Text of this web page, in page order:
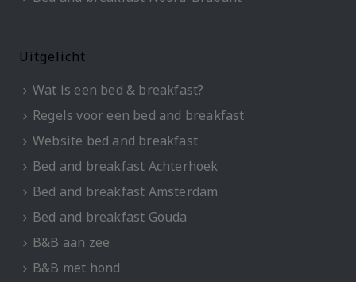
Uitgelicht
Wat is een bed & breakfast?
Regels voor een bed and breakfast
Website bed and breakfast
Bed and breakfast Achterhoek
Bed and breakfast Amsterdam
Bed and breakfast Gouda
B&B aan zee
B&B met hond